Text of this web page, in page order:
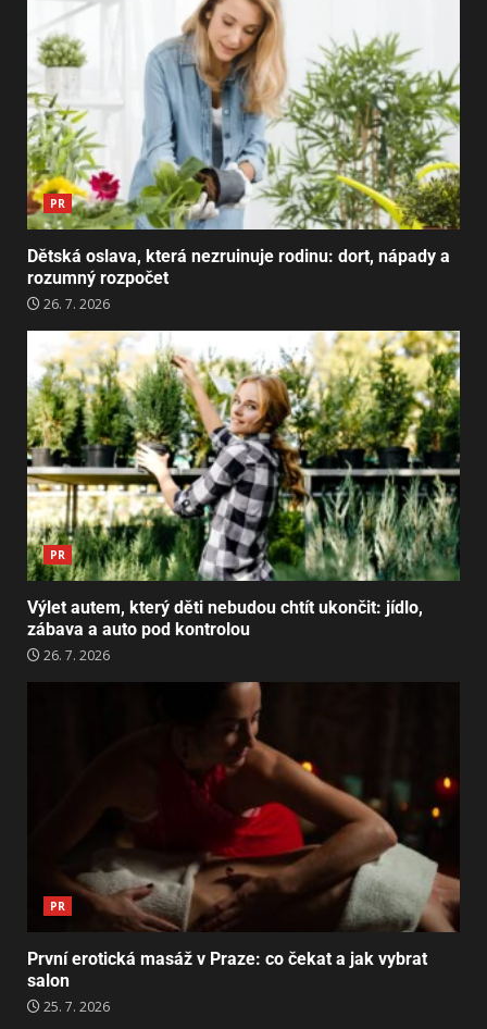
PR
Dětská oslava, která nezruinuje rodinu: dort, nápady a
rozumný rozpočet
26. 7. 2026
PR
Výlet autem, který děti nebudou chtít ukončit: jídlo,
zábava a auto pod kontrolou
26. 7. 2026
PR
První erotická masáž v Praze: co čekat a jak vybrat
salon
25. 7. 2026